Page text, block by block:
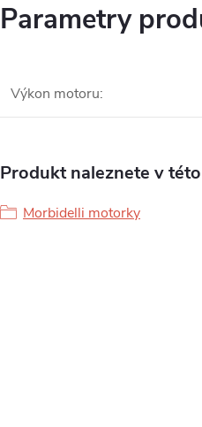
Parametry
Výkon motoru:
Produkt naleznete v
Morbidelli motorky